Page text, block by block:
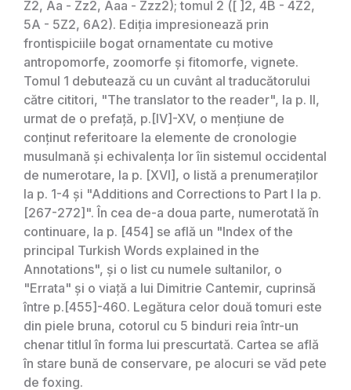
Z2, Aa - Zz2, Aaa - Zzz2); tomul 2 ([ ]2, 4B - 4Z2,
5A - 5Z2, 6A2). Ediția impresionează prin
frontispiciile bogat ornamentate cu motive
antropomorfe, zoomorfe și fitomorfe, vignete.
Tomul 1 debutează cu un cuvânt al traducătorului
către cititori, "The translator to the reader", la p. II,
urmat de o prefață, p.[IV]-XV, o mențiune de
conținut referitoare la elemente de cronologie
musulmană și echivalența lor îin sistemul occidental
de numerotare, la p. [XVI], o listă a prenumeraților
la p. 1-4 și "Additions and Corrections to Part I la p.
[267-272]". În cea de-a doua parte, numerotată în
continuare, la p. [454] se află un "Index of the
principal Turkish Words explained in the
Annotations", și o list cu numele sultanilor, o
"Errata" și o viață a lui Dimitrie Cantemir, cuprinsă
între p.[455]-460. Legătura celor două tomuri este
din piele bruna, cotorul cu 5 binduri reia într-un
chenar titlul în forma lui prescurtată. Cartea se află
în stare bună de conservare, pe alocuri se văd pete
de foxing.